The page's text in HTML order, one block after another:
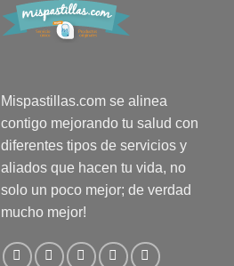
Mispastillas.com se alinea
contigo mejorando tu salud con
diferentes tipos de servicios y
aliados que hacen tu vida, no
solo un poco mejor; de verdad
mucho mejor!